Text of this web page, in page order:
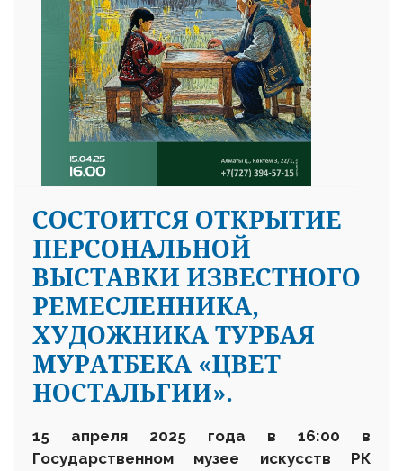
СОСТОИТСЯ ОТКРЫТИЕ
ПЕРСОНАЛЬНОЙ
ВЫСТАВКИ ИЗВЕСТНОГО
РЕМЕСЛЕННИКА,
ХУДОЖНИКА ТУРБАЯ
МУРАТБЕКА «ЦВЕТ
НОСТАЛЬГИИ».
15 апреля 2025 года в 16:00 в
Государственном музее искусств РК